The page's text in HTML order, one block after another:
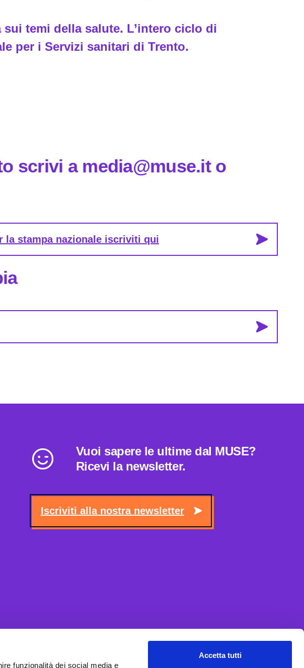
funzionalità dei social media e
Accetta tutti
temi della salute. L’intero ciclo di
per i Servizi sanitari di Trento.
scrivi a media@muse.it o
la stampa nazionale iscriviti qui
Vuoi sapere le ultime dal MUSE?
Ricevi la newsletter.
Iscriviti alla nostra newsletter